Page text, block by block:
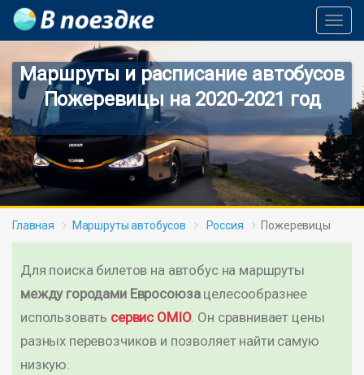
Маршруты и расписание автобусов
Пожеревицы на 2020-2021 год
Главная Маршруты автобусов Россия Пожеревицы
Для поиска билетов на автобус на маршруты
между городами Евросоюзацелесообразнее
использовать сервис OMIO. Он сравнивает цены
разных перевозчиков и позволяет найти самую
низкую.